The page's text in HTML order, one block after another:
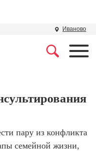
Иваново
поисковой
продвижение
сайтов)
пару из конфликта
семейной жизни,